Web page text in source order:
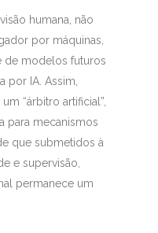
humana, não
por máquinas,
de modelos futuros
por IA. Assim,
“árbitro artificial”,
para mecanismos
que submetidos à
e supervisão,
permanece um